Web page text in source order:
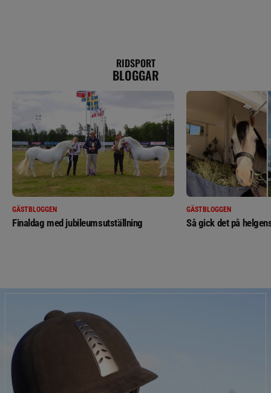
RIDSPORT
BLOGGAR
GÄSTBLOGGEN
Finaldag med jubileumsutställning
GÄSTBLOGGEN
Så gick det på